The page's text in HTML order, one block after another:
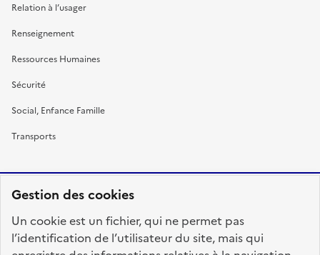
Gestion des cookies
Un cookie est un fichier, qui ne permet pas
l’identification de l’utilisateur du site, mais qui
Relation à l’usager
Renseignement
Ressources Humaines
Sécurité
Social, Enfance Famille
Transports
FRANÇAISE